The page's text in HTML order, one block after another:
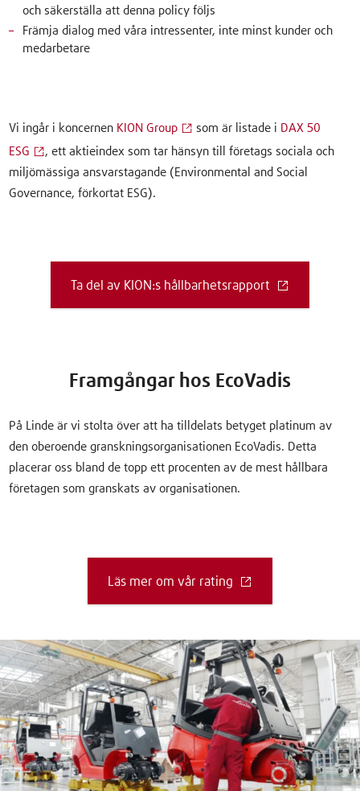
och säkerställa att denna policy följs
Främja dialog med våra intressenter, inte minst kunder och
medarbetare
Vi ingår i koncernen KION Group som är listade i DAX 50
ESG
, ett aktieindex som tar hänsyn till företags sociala och
miljömässiga ansvarstagande (Environmental and Social
Governance, förkortat ESG).
Ta del av KION:s hållbarhetsrapport
Framgångar hos EcoVadis
På Linde är vi stolta över att ha tilldelats betyget platinum av
den oberoende granskningsorganisationen EcoVadis. Detta
placerar oss bland de topp ett procenten av de mest hållbara
företagen som granskats av organisationen.
Läs mer om vår rating